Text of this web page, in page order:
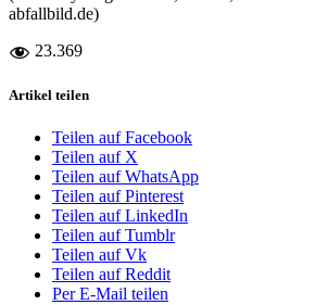
abfallbild.de)
23.369
Artikel teilen
Teilen auf Facebook
Teilen auf X
Teilen auf WhatsApp
Teilen auf Pinterest
Teilen auf LinkedIn
Teilen auf Tumblr
Teilen auf Vk
Teilen auf Reddit
Per E-Mail teilen